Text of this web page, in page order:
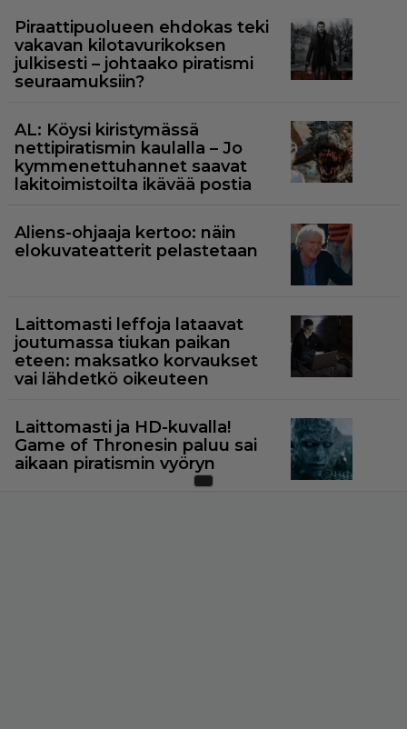
Piraattipuolueen ehdokas teki
vakavan kilotavurikoksen
julkisesti – johtaako piratismi
seuraamuksiin?
AL: Köysi kiristymässä
nettipiratismin kaulalla – Jo
kymmenettuhannet saavat
lakitoimistoilta ikävää postia
Aliens-ohjaaja kertoo: näin
elokuvateatterit pelastetaan
Laittomasti leffoja lataavat
joutumassa tiukan paikan
eteen: maksatko korvaukset
vai lähdetkö oikeuteen
Laittomasti ja HD-kuvalla!
Game of Thronesin paluu sai
aikaan piratismin vyöryn